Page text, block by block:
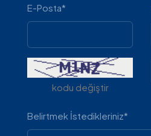
E-Posta*
kodu değiştir
Belirtmek İstedikleriniz*